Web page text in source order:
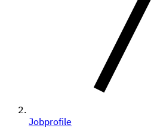
Jobprofile